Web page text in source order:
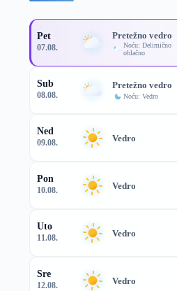
Pet
07.08.
Pretežno vedro
Noću: Delimično
oblačno
Sub
08.08.
Pretežno vedro
Noću: Vedro
Ned
09.08. Vedro
Pon
10.08. Vedro
Uto
11.08. Vedro
Sre
12.08. Vedro